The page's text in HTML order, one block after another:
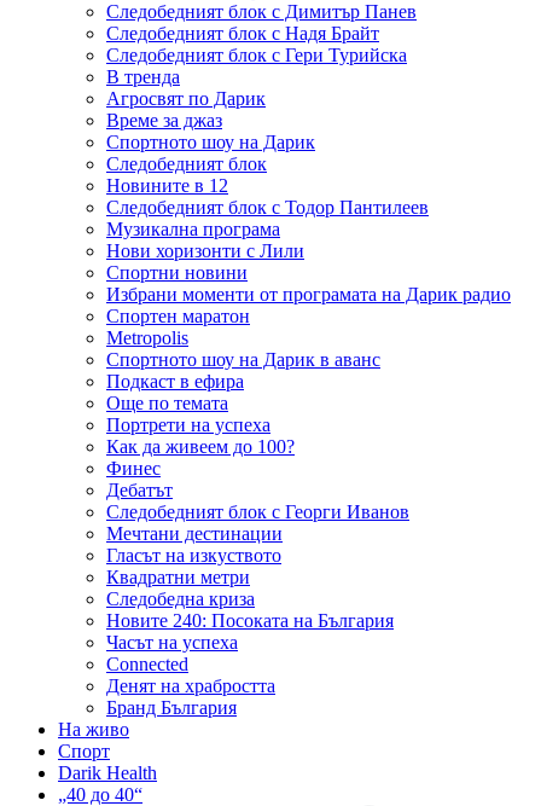
Следобедният блок с Димитър Панев
Следобедният блок с Надя Брайт
Следобедният блок с Гери Турийска
В тренда
Агросвят по Дарик
Време за джаз
Спортното шоу на Дарик
Следобедният блок
Новините в 12
Следобедният блок с Тодор Пантилеев
Музикална програма
Нови хоризонти с Лили
Спортни новини
Избрани моменти от програмата на Дарик радио
Спортен маратон
Metropolis
Спортното шоу на Дарик в аванс
Подкаст в ефира
Още по темата
Портрети на успеха
Как да живеем до 100?
Финес
Дебатът
Следобедният блок с Георги Иванов
Мечтани дестинации
Гласът на изкуството
Квадратни метри
Следобедна криза
Новите 240: Посоката на България
Часът на успеха
Connected
Денят на храбростта
Бранд България
На живо
Спорт
Darik Health
„40 до 40“